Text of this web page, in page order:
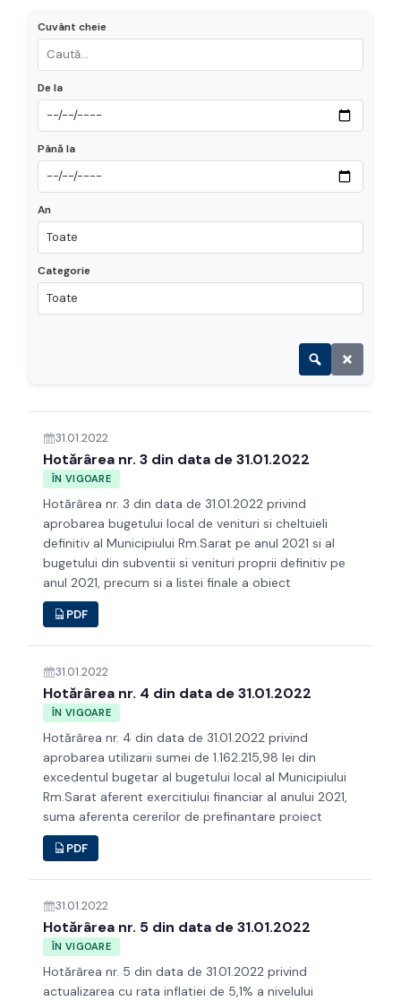
Cuvânt cheie
De la
Până la
An
Categorie
31.01.2022
Hotărârea nr. 3 din data de 31.01.2022
ÎN VIGOARE
Hotărârea nr. 3 din data de 31.01.2022 privind
aprobarea bugetului local de venituri si cheltuieli
definitiv al Municipiului Rm.Sarat pe anul 2021 si al
bugetului din subventii si venituri proprii definitiv pe
anul 2021, precum si a listei finale a obiect
PDF
31.01.2022
Hotărârea nr. 4 din data de 31.01.2022
ÎN VIGOARE
Hotărârea nr. 4 din data de 31.01.2022 privind
aprobarea utilizarii sumei de 1.162.215,98 lei din
excedentul bugetar al bugetului local al Municipiului
Rm.Sarat aferent exercitiului financiar al anului 2021,
suma aferenta cererilor de prefinantare proiect
PDF
31.01.2022
Hotărârea nr. 5 din data de 31.01.2022
ÎN VIGOARE
Hotărârea nr. 5 din data de 31.01.2022 privind
actualizarea cu rata inflatiei de 5,1% a nivelului